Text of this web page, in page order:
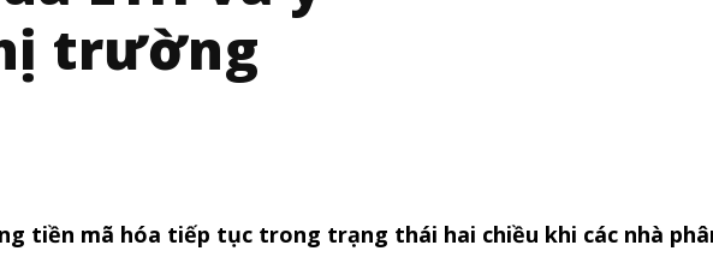
trường
tiền mã hóa tiếp tục trong trạng thái hai chiều khi các nhà